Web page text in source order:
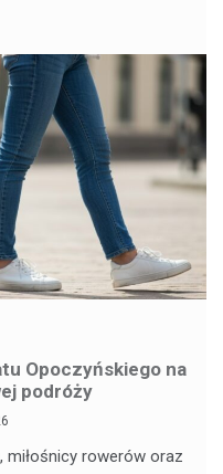
Opoczyńskiego na
podróży
miłośnicy rowerów oraz